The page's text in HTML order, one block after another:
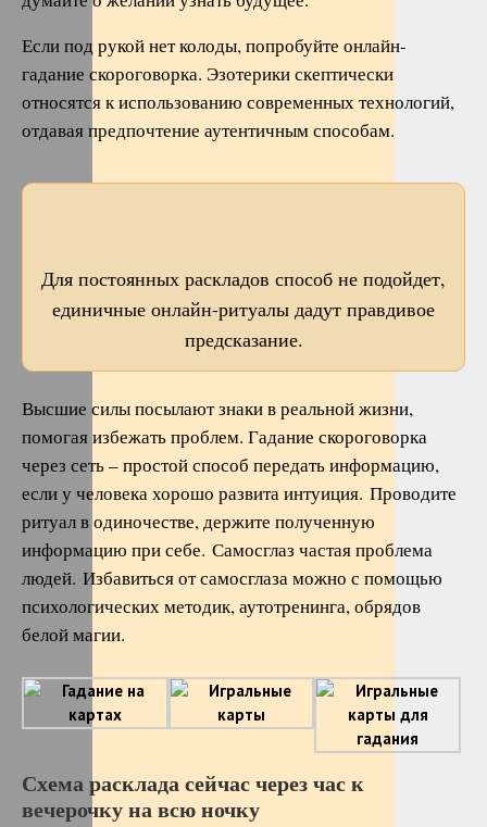
Если под рукой нет колоды, попробуйте онлайн-
гадание скороговорка. Эзотерики скептически
относятся к использованию современных технологий,
отдавая предпочтение аутентичным способам.
Для постоянных раскладов способ не подойдет,
единичные онлайн-ритуалы дадут правдивое
предсказание.
Высшие силы посылают знаки в реальной жизни,
помогая избежать проблем. Гадание скороговорка
через сеть – простой способ передать информацию,
если у человека хорошо развита интуиция. Проводите
ритуал в одиночестве, держите полученную
информацию при себе. Самосглаз частая проблема
людей. Избавиться от самосглаза можно с помощью
психологических методик, аутотренинга, обрядов
белой магии.
Схема расклада сейчас через час к
вечерочку на всю ночку